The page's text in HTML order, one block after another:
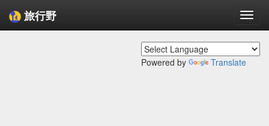
旅行野
Powered by Translate